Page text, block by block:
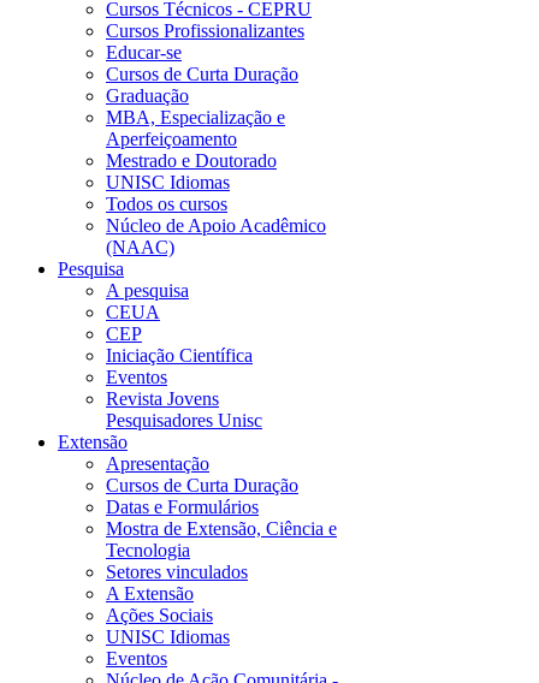
Cursos Técnicos - CEPRU
Cursos Profissionalizantes
Educar-se
Cursos de Curta Duração
Graduação
MBA, Especialização e
Aperfeiçoamento
Mestrado e Doutorado
UNISC Idiomas
Todos os cursos
Núcleo de Apoio Acadêmico
(NAAC)
Pesquisa
A pesquisa
CEUA
CEP
Iniciação Científica
Eventos
Revista Jovens
Pesquisadores Unisc
Extensão
Apresentação
Cursos de Curta Duração
Datas e Formulários
Mostra de Extensão, Ciência e
Tecnologia
Setores vinculados
A Extensão
Ações Sociais
UNISC Idiomas
Eventos